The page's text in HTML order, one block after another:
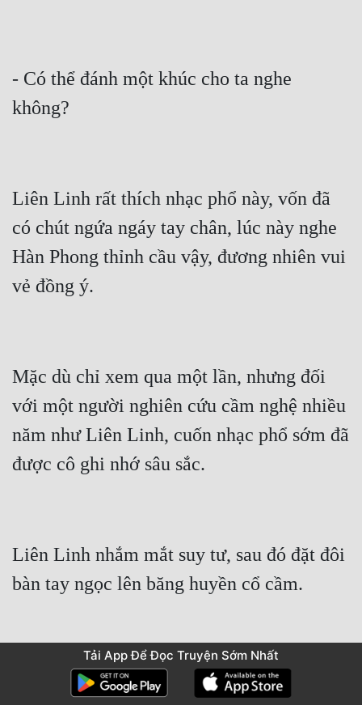
- Có thể đánh một khúc cho ta nghe
không?
Liên Linh rất thích nhạc phổ này, vốn đã
có chút ngứa ngáy tay chân, lúc này nghe
Hàn Phong thỉnh cầu vậy, đương nhiên vui
vẻ đồng ý.
Mặc dù chỉ xem qua một lần, nhưng đối
với một người nghiên cứu cầm nghệ nhiều
năm như Liên Linh, cuốn nhạc phổ sớm đã
được cô ghi nhớ sâu sắc.
Liên Linh nhắm mắt suy tư, sau đó đặt đôi
bàn tay ngọc lên băng huyền cổ cầm.
Một trận âm thanh thanh nhã truyền nhập
Tải App Để Đọc Truyện Sớm Nhất